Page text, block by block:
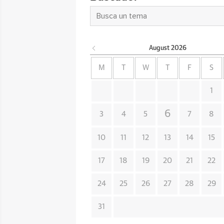
August 2026
M W F S
1
3 4 5 6 7 8
10 11 12 13 14 15
17 18 19 20 21 22
24 25 26 27 28 29
31